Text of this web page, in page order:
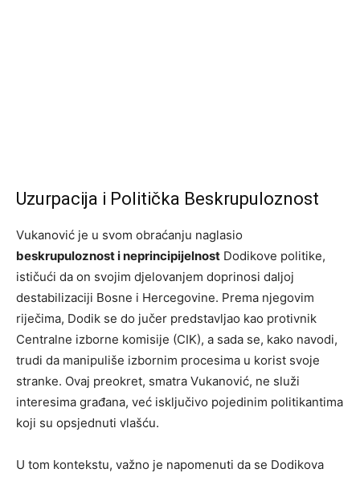
Uzurpacija i Politička Beskrupuloznost
Vukanović je u svom obraćanju naglasio
beskrupuloznost i neprincipijelnost Dodikove politike,
ističući da on svojim djelovanjem doprinosi daljoj
destabilizaciji Bosne i Hercegovine. Prema njegovim
riječima, Dodik se do jučer predstavljao kao protivnik
Centralne izborne komisije (CIK), a sada se, kako navodi,
trudi da manipuliše izbornim procesima u korist svoje
stranke. Ovaj preokret, smatra Vukanović, ne služi
interesima građana, već isključivo pojedinim politikantima
koji su opsjednuti vlašću.
U tom kontekstu, važno je napomenuti da se Dodikova